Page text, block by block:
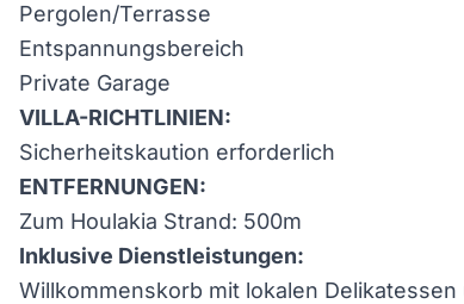
Pergolen/Terrasse
Entspannungsbereich
Private Garage
VILLA-RICHTLINIEN:
Sicherheitskaution erforderlich
ENTFERNUNGEN:
Zum Houlakia Strand: 500m
Inklusive Dienstleistungen:
Willkommenskorb mit lokalen Delikatessen